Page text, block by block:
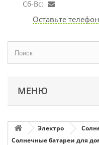
Сб-Вс:
Оставьте
МЕНЮ
Электро
Солнечные батареи для